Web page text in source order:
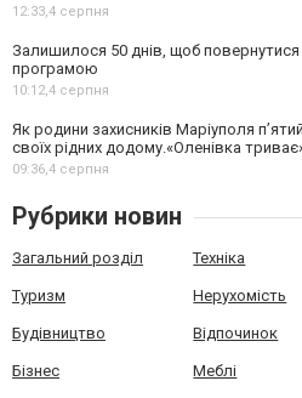
12:33,4 серпня
Залишилося 50 днів, щоб
програмою
10:12,4 серпня
Як родини захисників Маріуполя
своїх рідних додому.«Оленівка
09:36,4 серпня
Рубрики новин
Загальний розділ Техніка
Туризм Нерухомість
Будівництво Відпочинок
Бізнес Меблі